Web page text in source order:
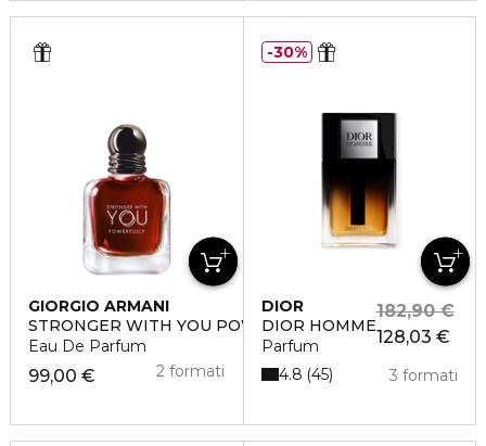
GIORGIO ARMANI
STRONGER WITH YOU POWERFULLY
Eau De Parfum
99,00 € 2 formati
DIOR
DIOR HOMME
Parfum
128,03 €
182,90 €
3 formati
4.8 45
30%